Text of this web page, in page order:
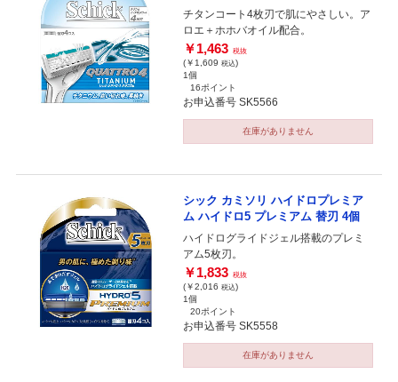
チタンコート4枚刃で肌にやさしい。ア
ロエ＋ホホバオイル配合。
￥1,463 税抜
(￥1,609 税込)
1個
16ポイント
お申込番号 SK5566
在庫がありません
シック カミソリ ハイドロプレミア
ム ハイドロ5 プレミアム 替刃 4個
ハイドログライドジェル搭載のプレミ
アム5枚刃。
￥1,833 税抜
(￥2,016 税込)
1個
20ポイント
お申込番号 SK5558
在庫がありません